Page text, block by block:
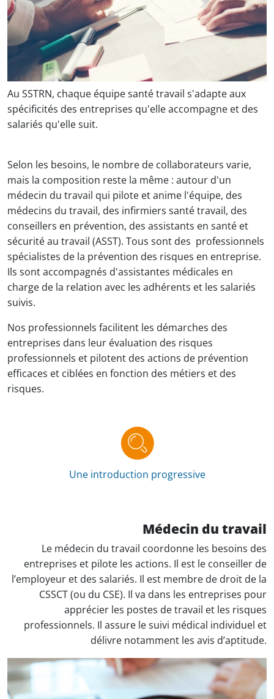
Au SSTRN, chaque équipe santé travail s'adapte aux
spécificités des entreprises qu'elle accompagne et des
salariés qu'elle suit.
Selon les besoins, le nombre de collaborateurs varie,
mais la composition reste la même : autour d'un
médecin du travail qui pilote et anime l'équipe, des
médecins du travail, des infirmiers santé travail, des
conseillers en prévention, des assistants en santé et
sécurité au travail (ASST). Tous sont des professionnels
spécialistes de la prévention des risques en entreprise.
Ils sont accompagnés d'assistantes médicales en
charge de la relation avec les adhérents et les salariés
suivis.
Nos professionnels facilitent les démarches des
entreprises dans leur évaluation des risques
professionnels et pilotent des actions de prévention
efficaces et ciblées en fonction des métiers et des
risques.
Une introduction progressive
Médecin du travail
Le médecin du travail coordonne les besoins des
entreprises et pilote les actions. Il est le conseiller de
l’employeur et des salariés. Il est membre de droit de la
CSSCT (ou du CSE). Il va dans les entreprises pour
apprécier les postes de travail et les risques
professionnels. Il assure le suivi médical individuel et
délivre notamment les avis d’aptitude.